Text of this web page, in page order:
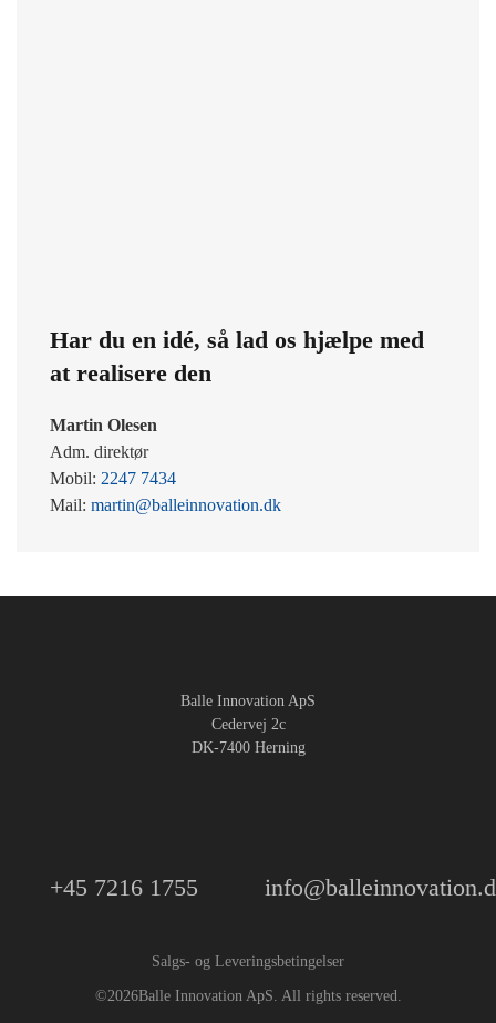
Har du en idé, så lad os hjælpe med
at realisere den
Martin Olesen
Adm. direktør
Mobil: 2247 7434
Mail: martin@balleinnovation.dk
Balle Innovation ApS
Cedervej 2c
DK-7400 Herning
+45 7216 1755
Salgs- og Leveringsbetingelser
©2026Balle Innovation ApS. All rights reserved.